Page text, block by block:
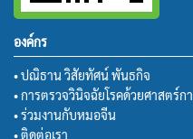
องค์กร
• ปณิธาน วิสัยทัศน์ พันธกิจ
• การตรวจวินิจฉัยโรคด้วยศาสตร์
• ร่วมงานกับหมอจีน
• ติดต่อเรา